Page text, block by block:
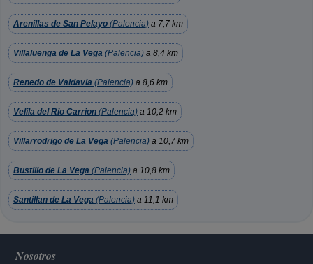
Arenillas de San Pelayo (Palencia) a 7,7 km
Villaluenga de La Vega (Palencia) a 8,4 km
Renedo de Valdavia (Palencia) a 8,6 km
Velila del Rio Carrion (Palencia) a 10,2 km
Villarrodrigo de La Vega (Palencia) a 10,7 km
Bustillo de La Vega (Palencia) a 10,8 km
Santillan de La Vega (Palencia) a 11,1 km
Nosotros